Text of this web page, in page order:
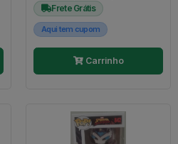
Frete Grátis
Aqui tem cupom
Carrinho